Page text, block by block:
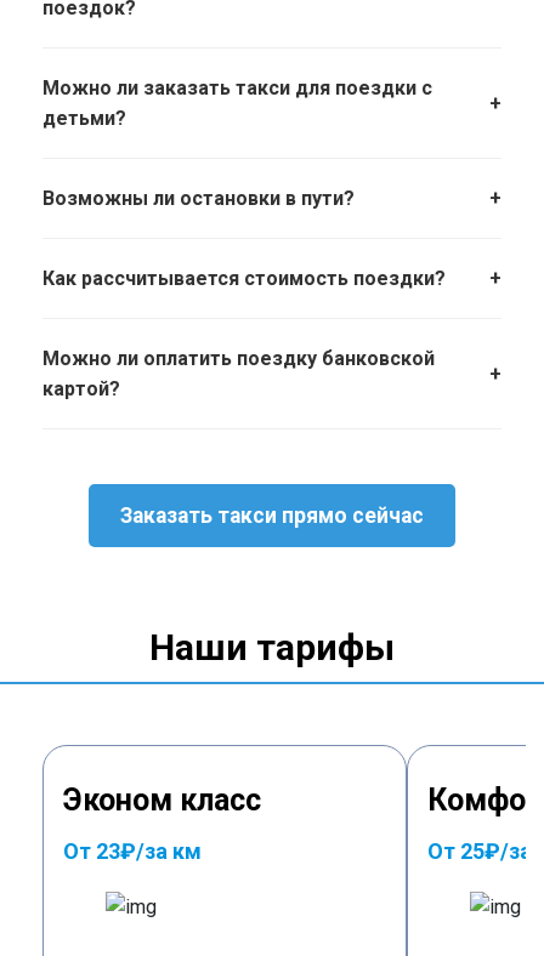
поездок?
Можно ли заказать такси для поездки с
детьми?
+
Возможны ли остановки в пути? +
Как рассчитывается стоимость поездки? +
Можно ли оплатить поездку банковской
картой?
+
Заказать такси прямо сейчас
Наши тарифы
Эконом класс
От 23₽/за км От 25₽/за